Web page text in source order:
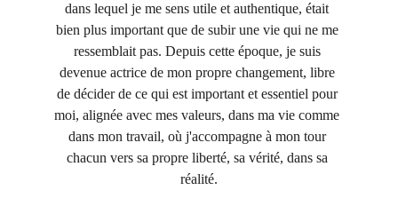
dans lequel je me sens utile et authentique, était
bien plus important que de subir une vie qui ne me
ressemblait pas. Depuis cette époque, je suis
devenue actrice de mon propre changement, libre
de décider de ce qui est important et essentiel pour
moi, alignée avec mes valeurs, dans ma vie comme
dans mon travail, où j'accompagne à mon tour
chacun vers sa propre liberté, sa vérité, dans sa
réalité.